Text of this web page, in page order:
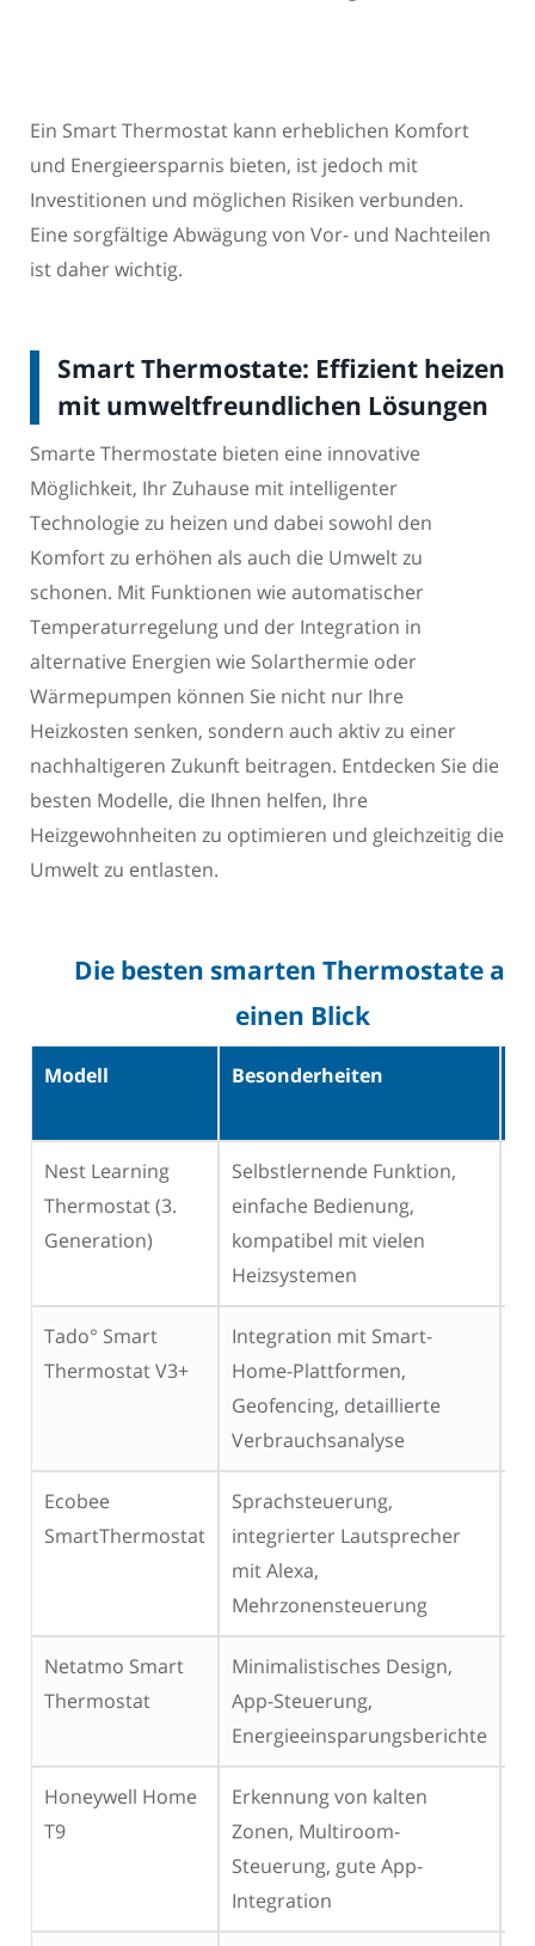
Ein Smart Thermostat kann erheblichen Komfort
und Energieersparnis bieten, ist jedoch mit
Investitionen und möglichen Risiken verbunden.
Eine sorgfältige Abwägung von Vor- und Nachteilen
ist daher wichtig.
Smart Thermostate: Effizient heizen
mit umweltfreundlichen Lösungen
Smarte Thermostate bieten eine innovative
Möglichkeit, Ihr Zuhause mit intelligenter
Technologie zu heizen und dabei sowohl den
Komfort zu erhöhen als auch die Umwelt zu
schonen. Mit Funktionen wie automatischer
Temperaturregelung und der Integration in
alternative Energien wie Solarthermie oder
Wärmepumpen können Sie nicht nur Ihre
Heizkosten senken, sondern auch aktiv zu einer
nachhaltigeren Zukunft beitragen. Entdecken Sie die
besten Modelle, die Ihnen helfen, Ihre
Heizgewohnheiten zu optimieren und gleichzeitig die
Umwelt zu entlasten.
Die besten smarten Thermostate auf
einen Blick
Modell Besonderheiten
Nest Learning
Thermostat (3.
Generation)
Selbstlernende Funktion,
einfache Bedienung,
kompatibel mit vielen
Heizsystemen
Tado° Smart
Thermostat V3+
Integration mit Smart-
Home-Plattformen,
Geofencing, detaillierte
Verbrauchsanalyse
Ecobee
SmartThermostat
Sprachsteuerung,
integrierter Lautsprecher
mit Alexa,
Mehrzonensteuerung
Netatmo Smart
Thermostat
Minimalistisches Design,
App-Steuerung,
Energieeinsparungsberichte
Honeywell Home
T9
Erkennung von kalten
Zonen, Multiroom-
Steuerung, gute App-
Integration